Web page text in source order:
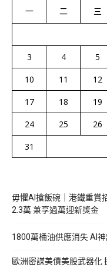
一 二 三
3
4 5
10
11 12
17
18 19
24
25 26
31
毋懼AI搶飯碗｜港鐵重賞
2.3萬 兼享過萬迎新獎金
1800萬桶油供應消失 AI
歐洲密謀美債美股武器化